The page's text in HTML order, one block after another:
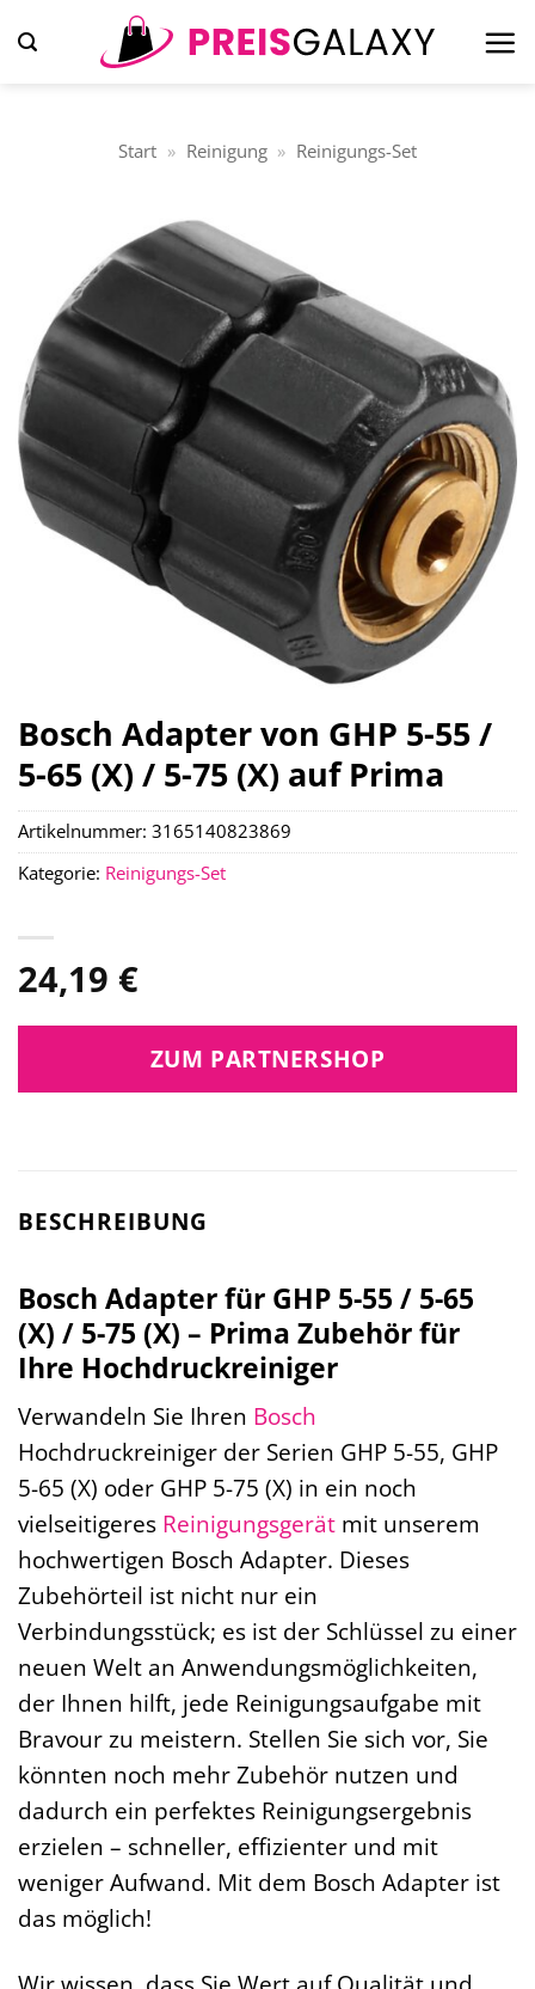
Inhalt
Start » Reinigung » Reinigungs-Set
Bosch Adapter von GHP 5-55 /
5-65 (X) / 5-75 (X) auf Prima
24,19 €
ZUM PARTNERSHOP
Artikelnummer: 3165140823869
Kategorie: Reinigungs-Set
BESCHREIBUNG
Bosch Adapter für GHP 5-55 / 5-65
(X) / 5-75 (X) – Prima Zubehör für
Ihre Hochdruckreiniger
Verwandeln Sie Ihren Bosch
Hochdruckreiniger der Serien GHP 5-55, GHP
5-65 (X) oder GHP 5-75 (X) in ein noch
vielseitigeres Reinigungsgerät mit unserem
hochwertigen Bosch Adapter. Dieses
Zubehörteil ist nicht nur ein
Verbindungsstück; es ist der Schlüssel zu einer
neuen Welt an Anwendungsmöglichkeiten,
der Ihnen hilft, jede Reinigungsaufgabe mit
Bravour zu meistern. Stellen Sie sich vor, Sie
könnten noch mehr Zubehör nutzen und
dadurch ein perfektes Reinigungsergebnis
erzielen – schneller, effizienter und mit
weniger Aufwand. Mit dem Bosch Adapter ist
das möglich!